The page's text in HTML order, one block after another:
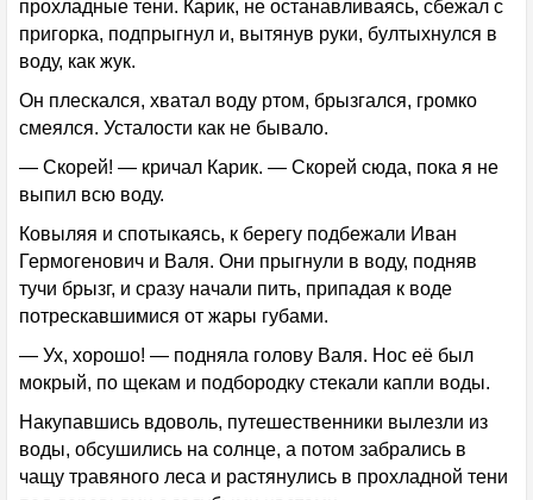
прохладные тени. Карик, не останавливаясь, сбежал с
пригорка, подпрыгнул и, вытянув руки, бултыхнулся в
воду, как жук.
Он плескался, хватал воду ртом, брызгался, громко
смеялся. Усталости как не бывало.
— Скорей! — кричал Карик. — Скорей сюда, пока я не
выпил всю воду.
Ковыляя и спотыкаясь, к берегу подбежали Иван
Гермогенович и Валя. Они прыгнули в воду, подняв
тучи брызг, и сразу начали пить, припадая к воде
потрескавшимися от жары губами.
— Ух, хорошо! — подняла голову Валя. Нос её был
мокрый, по щекам и подбородку стекали капли воды.
Накупавшись вдоволь, путешественники вылезли из
воды, обсушились на солнце, а потом забрались в
чащу травяного леса и растянулись в прохладной тени